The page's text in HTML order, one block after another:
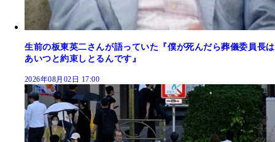
生前の板東英二さんが語っていた『僕が死んだら葬儀委員長は
あいつと約束しとるんです』
2026年08月02日 17:00